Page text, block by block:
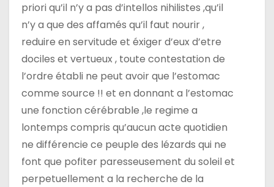
priori qu’il n’y a pas d’intellos nihilistes ,qu’il
n’y a que des affamés qu’il faut nourir ,
reduire en servitude et éxiger d’eux d’etre
dociles et vertueux , toute contestation de
l’ordre établi ne peut avoir que l’estomac
comme source !! et en donnant a l’estomac
une fonction cérébrable ,le regime a
lontemps compris qu’aucun acte quotidien
ne différencie ce peuple des lézards qui ne
font que pofiter paresseusement du soleil et
perpetuellement a la recherche de la